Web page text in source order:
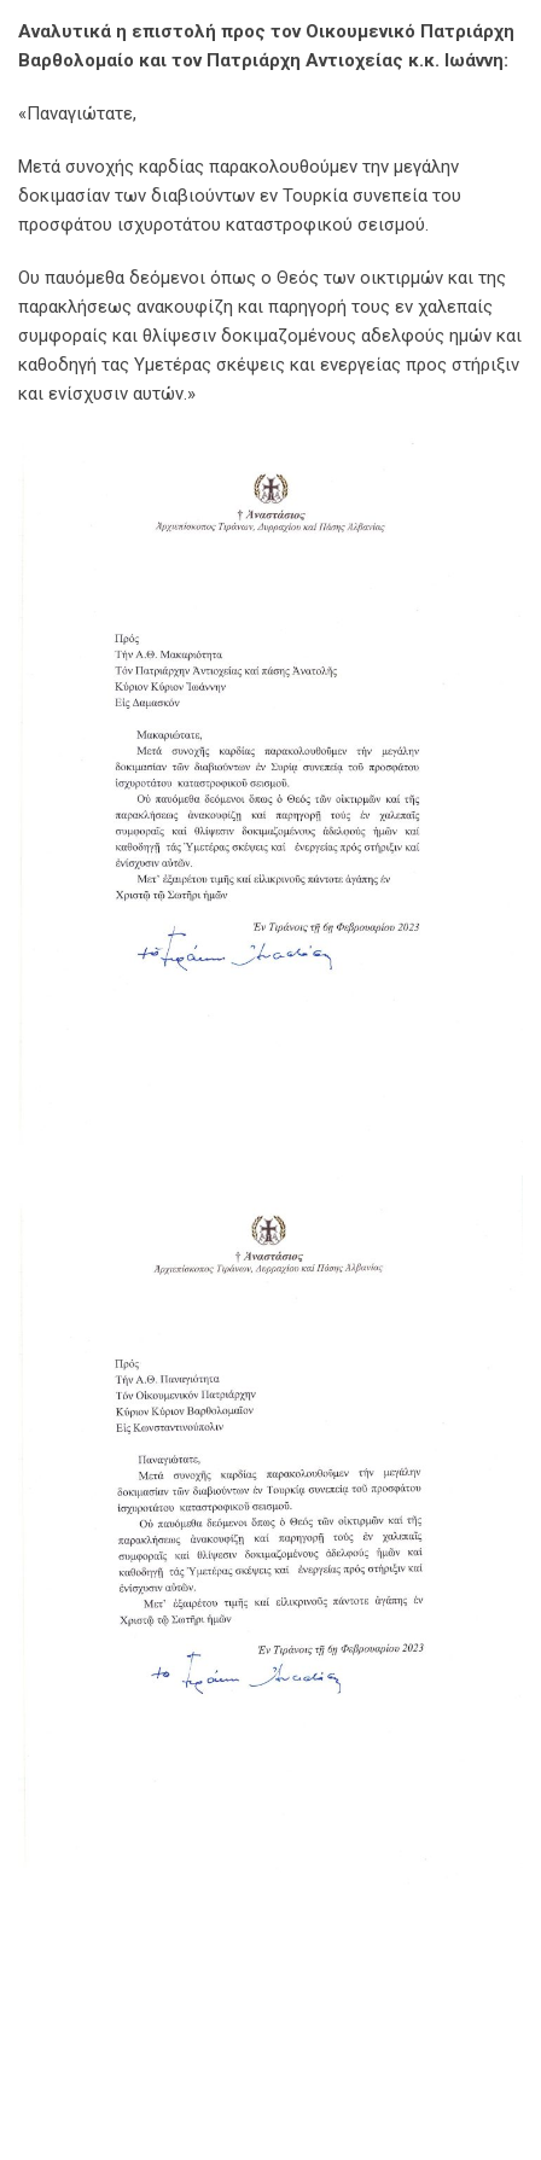
Αναλυτικά η επιστολή προς τον Οικουμενικό Πατριάρχη
Βαρθολομαίο και τον Πατριάρχη Αντιοχείας κ.κ. Ιωάννη:
«Παναγιώτατε,
Μετά συνοχής καρδίας παρακολουθούμεν την μεγάλην
δοκιμασίαν των διαβιούντων εν Τουρκία συνεπεία του
προσφάτου ισχυροτάτου καταστροφικού σεισμού.
Ου παυόμεθα δεόμενοι όπως ο Θεός των οικτιρμών και της
παρακλήσεως ανακουφίζη και παρηγορή τους εν χαλεπαίς
συμφοραίς και θλίψεσιν δοκιμαζομένους αδελφούς ημών και
καθοδηγή τας Υμετέρας σκέψεις και ενεργείας προς στήριξιν
και ενίσχυσιν αυτών.»